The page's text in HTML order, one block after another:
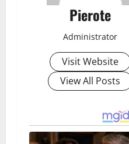
Pierote
Administrator
Visit Website
View All Posts